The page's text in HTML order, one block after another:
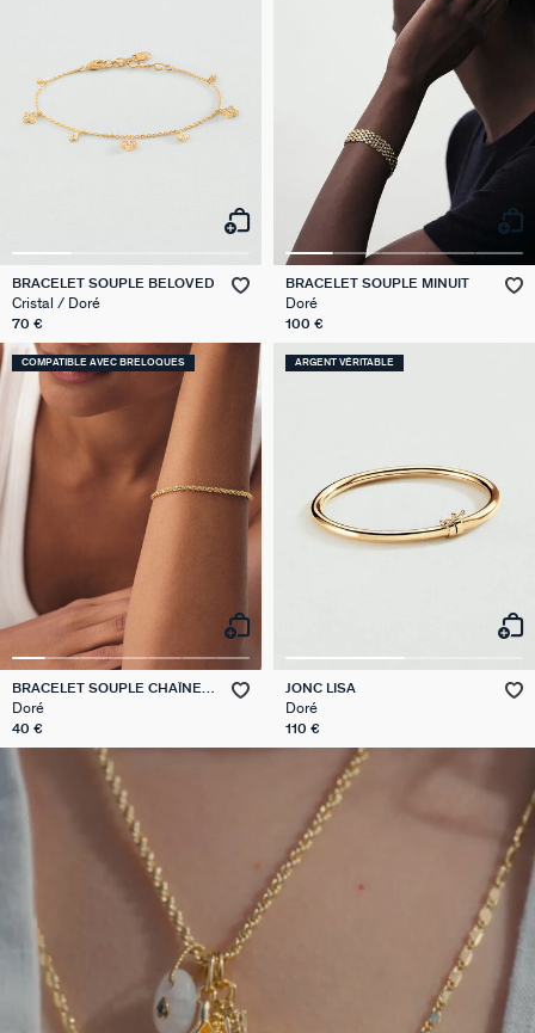
BRACELET SOUPLE BELOVED
Cristal / Doré
70 €
BRACELET SOUPLE MINUIT
Doré
100 €
COMPATIBLE AVEC BRELOQUES
BRACELET SOUPLE CHAÎNE
CORDE
Doré
40 €
ARGENT VÉRITABLE
JONC LISA
Doré
110 €